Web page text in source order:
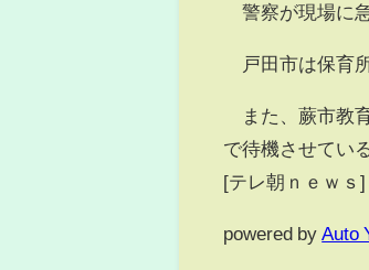
警察が現場に
戸田市は保育
また、蕨市教
で待機させてい
[テレ朝ｎｅｗｓ
powered by Auto